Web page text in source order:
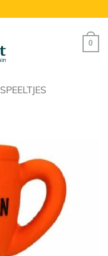
0
SPEELTJES